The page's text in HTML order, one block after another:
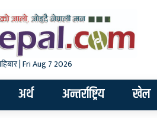
| Fri Aug 7 2026
अर्थ अन्तर्राष्ट्रिय खेल